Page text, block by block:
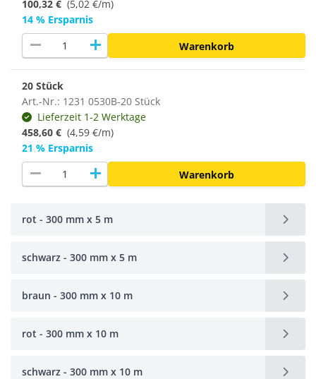
100,32 € (5,02 €/m)
14 % Ersparnis
remove add Warenkorb
20 Stück
Art.-Nr.: 1231 0530B-20 Stück
Lieferzeit 1-2 Werktage
458,60 € (4,59 €/m)
21 % Ersparnis
remove add Warenkorb
rot - 300 mm x 5 m
schwarz - 300 mm x 5 m
braun - 300 mm x 10 m
rot - 300 mm x 10 m
schwarz - 300 mm x 10 m